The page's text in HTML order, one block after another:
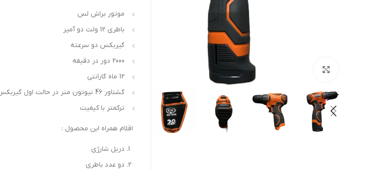
موتور براش لس
باطری 12 ولت دو آمپر
گیربکس دو سرعته
2000 دور در دقیقه
12 ماه گارانتی
گشتاور 46 نیوتون متر در حالت اول گیربکس
ترکمتر با کیفیت
اقلام همراه این محصول :
دریل شارژی
دو عدد باطری